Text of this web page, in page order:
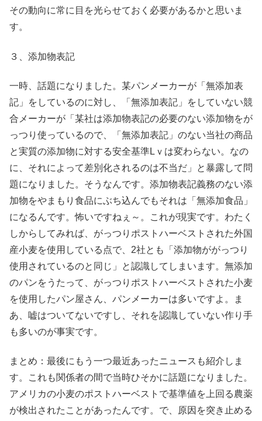
その動向に常に目を光らせておく必要があるかと思いま
す。
３、添加物表記
一時、話題になりました。某パンメーカーが「無添加表
記」をしているのに対し、「無添加表記」をしていない競
合メーカーが「某社は添加物表記の必要のない添加物をが
っつり使っているので、「無添加表記」のない当社の商品
と実質の添加物に対する安全基準Lｖは変わらない。なの
に、それによって差別化されるのは不当だ」と暴露して問
題になりました。そうなんです。添加物表記義務のない添
加物をやまもり食品にぶち込んでもそれは「無添加食品」
になるんです。怖いですねぇ～。これが現実です。わたく
しからしてみれば、がっつりポストハーベストされた外国
産小麦を使用している点で、2社とも「添加物ががっつり
使用されているのと同じ」と認識してしまいます。無添加
のパンをうたって、がっつりポストハーベストされた小麦
を使用したパン屋さん、パンメーカーは多いですよ。ま
あ、嘘はついてないですし、それを認識していない作り手
も多いのが事実です。
まとめ：最後にもう一つ最近あったニュースも紹介しま
す。これも関係者の間で当時ひそかに話題になりました。
アメリカの小麦のポストハーベストで基準値を上回る農薬
が検出されたことがあったんです。で、原因を突き止める